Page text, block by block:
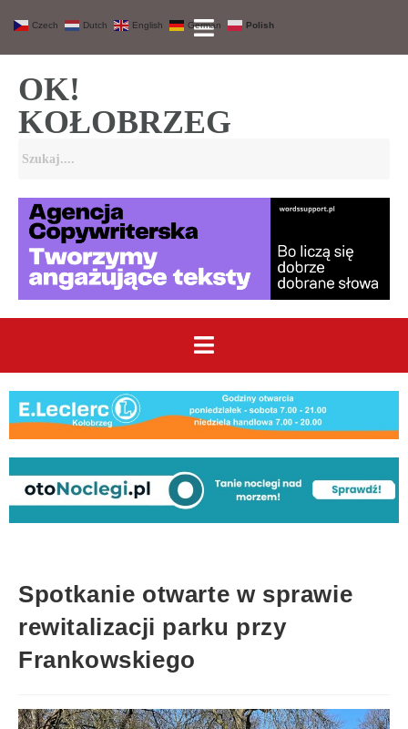
OK!
KOŁOBRZEG
Spotkanie otwarte w sprawie
rewitalizacji parku przy
Frankowskiego
Czech Dutch English German Polish